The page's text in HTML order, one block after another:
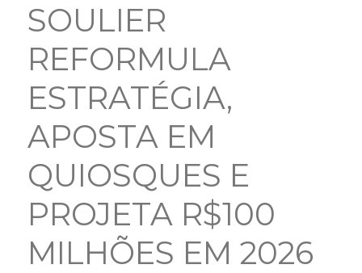
SOULIER
REFORMULA
ESTRATÉGIA,
APOSTA EM
QUIOSQUES E
PROJETA R$100
MILHÕES EM 2026